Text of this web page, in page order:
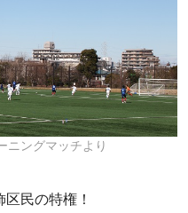
ニングマッチより
民の特権！